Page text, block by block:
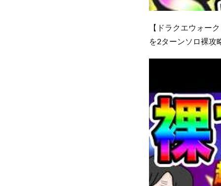
【ドラクエウォー
を2ターンソロ裸攻